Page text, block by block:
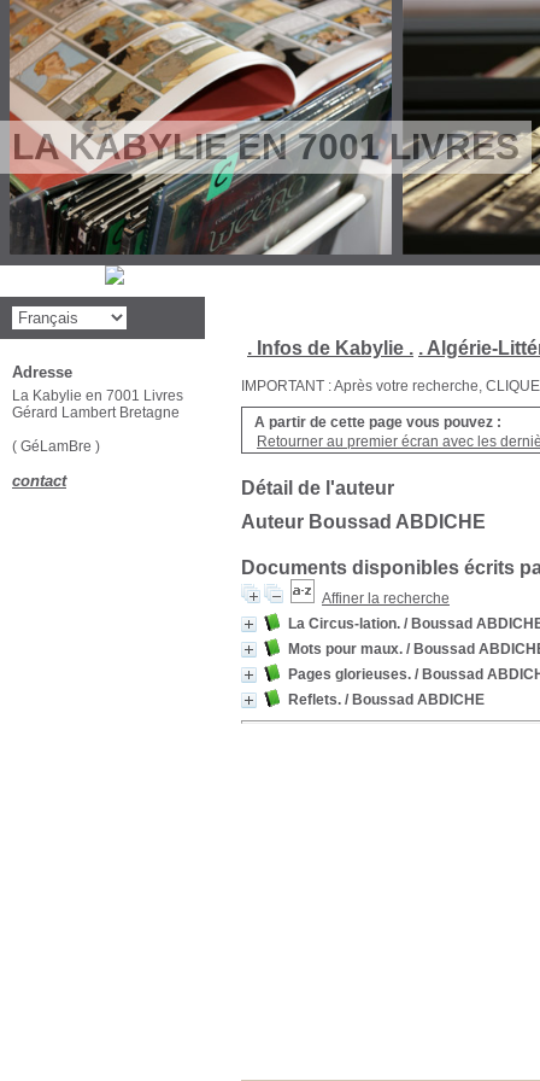
LA KABYLIE EN 7001 LIVRES
. Infos de Kabylie . . Algérie-
IMPORTANT : Après votre recherche,
A partir de cette page vous pouvez :
Retourner au premier écran avec les
Détail de l'auteur
Auteur Boussad ABDICHE
Documents disponibles écrits
Affiner la recherche
La Circus-lation. / Boussad
Mots pour maux. / Boussad
Pages glorieuses. / Boussad
Reflets. / Boussad ABDICHE
Adresse
La Kabylie en 7001 Livres
Gérard Lambert Bretagne
( GéLamBre )
contact